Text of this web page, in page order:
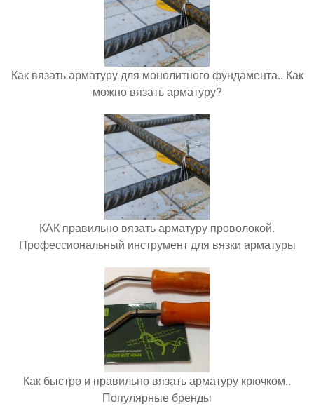
Как вязать арматуру для монолитного фундамента.. Как
можно вязать арматуру?
КАК правильно вязать арматуру проволокой.
Профессиональный инструмент для вязки арматуры
Как быстро и правильно вязать арматуру крючком..
Популярные бренды